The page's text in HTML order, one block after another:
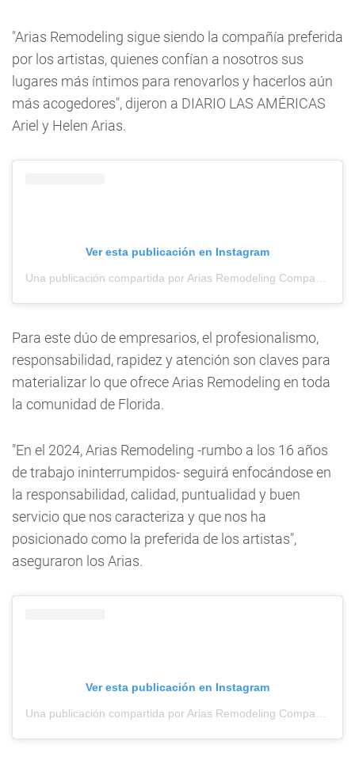
"Arias Remodeling sigue siendo la compañía preferida
por los artistas, quienes confían a nosotros sus
lugares más íntimos para renovarlos y hacerlos aún
más acogedores", dijeron a DIARIO LAS AMÉRICAS
Ariel y Helen Arias.
Ver esta publicación en Instagram
Para este dúo de empresarios, el profesionalismo,
responsabilidad, rapidez y atención son claves para
materializar lo que ofrece Arias Remodeling en toda
la comunidad de Florida.
"En el 2024, Arias Remodeling -rumbo a los 16 años
de trabajo ininterrumpidos- seguirá enfocándose en
la responsabilidad, calidad, puntualidad y buen
servicio que nos caracteriza y que nos ha
posicionado como la preferida de los artistas",
aseguraron los Arias.
Ver esta publicación en Instagram